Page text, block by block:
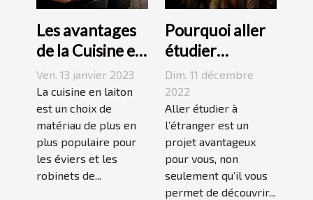
Les avantages
de la Cuisine en
Laiton
Ven. 13 janvier 2023
La cuisine en laiton
est un choix de
matériau de plus en
plus populaire pour
les éviers et les
robinets de...
Pourquoi aller
étudier
l’étranger ?
Dim. 11 décembre
2022
Aller étudier à
l’étranger est un
projet avantageux
pour vous, non
seulement qu’il vous
permet de découvrir...